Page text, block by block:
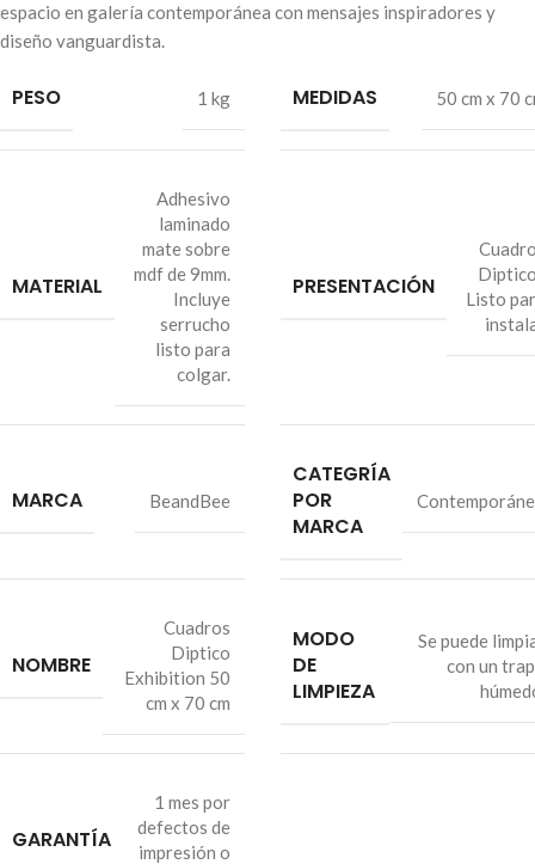
espacio en galería contemporánea con mensajes inspiradores y
diseño vanguardista.
PESO 1 kg MEDIDAS 50 cm x 70
MATERIAL
Adhesivo
laminado
mate sobre
mdf de 9mm.
Incluye
serrucho
listo para
colgar.
PRESENTACIÓN
Listo
MARCA BeandBee
CATEGRÍA
POR
MARCA
NOMBRE
Cuadros
Diptico
Exhibition 50
cm x 70 cm
MODO
DE
LIMPIEZA
Se puede
con un
GARANTÍA
1 mes por
defectos de
impresión o